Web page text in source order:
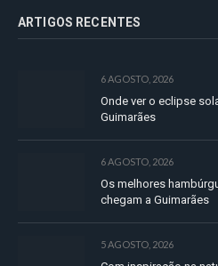
ARTIGOS RECENTES
6 AGOSTO, 2026
Onde ver o eclipse
Guimarães
6 AGOSTO, 2026
Os melhores
chegam a Guimarães
5 AGOSTO, 2026